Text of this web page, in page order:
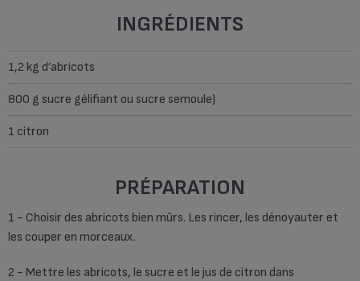
INGRÉDIENTS
1,2 kg d’abricots
800 g sucre gélifiant ou sucre semoule)
1 citron
PRÉPARATION
1 - Choisir des abricots bien mûrs. Les rincer, les dénoyauter et
les couper en morceaux.
2 - Mettre les abricots, le sucre et le jus de citron dans